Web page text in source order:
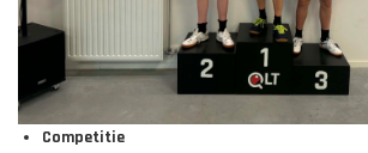
Competitie